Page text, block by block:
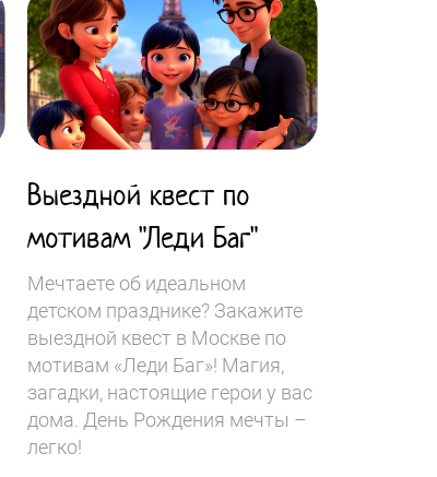
Выездной квест по
мотивам "Леди Баг"
Мечтаете об идеальном
детском празднике? Закажите
выездной квест в Москве по
мотивам «Леди Баг»! Магия,
загадки, настоящие герои у вас
дома. День Рождения мечты –
легко!